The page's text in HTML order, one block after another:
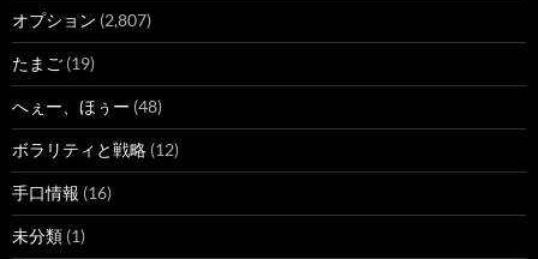
オプション (2,807)
たまご (19)
へぇー、ほぅー (48)
ボラリティと戦略 (12)
手口情報 (16)
未分類 (1)